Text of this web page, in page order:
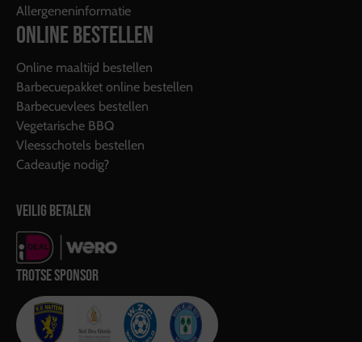
Allergeneninformatie
ONLINE BESTELLEN
Online maaltijd bestellen
Barbecuepakket online bestellen
Barbecuevlees bestellen
Vegetarische BBQ
Vleesschotels bestellen
Cadeautje nodig?
VEILIG BETALEN
TROTSE SPONSOR